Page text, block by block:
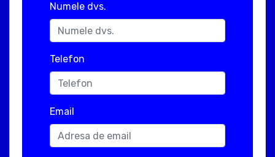
Numele dvs.
Telefon
Email